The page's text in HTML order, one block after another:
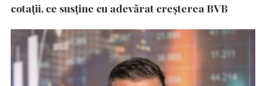
cotații, ce susține cu adevărat creșterea BVB